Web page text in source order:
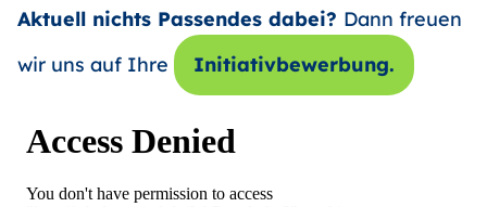
Aktuell nichts Passendes dabei? Dann freuen
wir uns auf Ihre
Initiativbewerbung.